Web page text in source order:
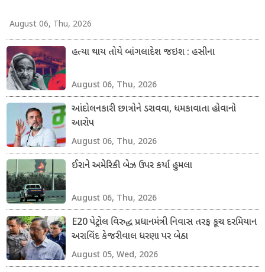
August 06, Thu, 2026
હત્યા થાય તોયે બાંગલાદેશ જઇશ : હસીના
August 06, Thu, 2026
આંદોલનકારી છાત્રોને ડરાવવા, ધમકાવાતા હોવાનો
આરોપ
August 06, Thu, 2026
ઈરાને અમેરિકી બેઝ ઉપર કર્યા હુમલા
August 06, Thu, 2026
E20 પેટ્રોલ વિરુદ્ધ પ્રધાનમંત્રી નિવાસ તરફ કૂચ દરમિયાન
અરાવિંદ કેજરીવાલ ધરણા પર બેઠા
August 05, Wed, 2026